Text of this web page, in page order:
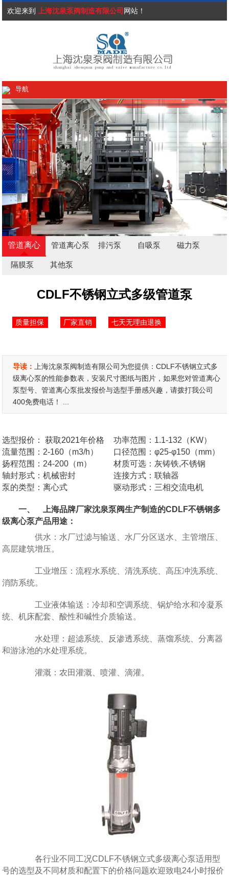
欢迎来到 上海沈泉泵阀制造有限公司 网站！
导航
管道离心
泵
管道离心泵 排污泵 自吸泵 磁力泵
隔膜泵 其他泵
CDLF不锈钢立式多级管道泵
质量担保 厂家直销 七天无理由退换
导读：
上海沈泉泵阀制造有限公司为您提供：CDLF不锈钢立式多
级离心泵的性能参数表，安装尺寸图纸与图片，如果您对管道离心
泵型号、管道离心泵批发报价与选型手册感兴趣，请拨打我公司
400免费电话！ ...
选型报价：
获取2021年价格
流量范围：2-160（m3/h）
扬程范围：24-200（m）
轴封形式：机械密封
泵的类型：离心式
功率范围：1.1-132（KW）
口径范围：φ25-φ150（mm）
材质可选：灰铸铁,不锈钢
连接方式：联轴器
驱动形式：三相交流电机
一、 上海品牌厂家沈泉泵阀生产制造的CDLF不锈钢多
级离心泵产品用途：
供水：水厂过滤与输送、水厂分区送水、主管增压、
高层建筑增压。
工业增压：流程水系统、清洗系统、高压冲洗系统、
消防系统。
工业液体输送：冷却和空调系统、锅炉给水和冷凝系
统、机床配套、酸性和碱性介质输送。
水处理：超滤系统、反渗透系统、蒸馏系统、分离器
和游泳池的水处理系统。
灌溉：农田灌溉、喷灌、滴灌。
各行业不同工况CDLF不锈钢立式多级离心泵适用型
号的选型及不同材质和配置下的价格问题欢迎致电24小时报价